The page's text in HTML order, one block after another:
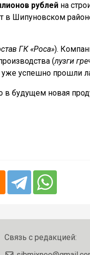
рублей на
в Шипуновском
ГК «Роса»).
(лузги
успешно прошли
в будущем новая
Связь с редакцией: